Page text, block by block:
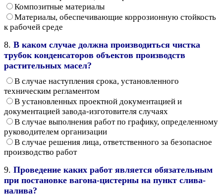
Композитные материалы
Материалы, обеспечивающие коррозионную стойкость
к рабочей среде
8. В каком случае должна производиться чистка
трубок конденсаторов объектов производств
растительных масел?
В случае наступления срока, установленного
техническим регламентом
В установленных проектной документацией и
документацией завода-изготовителя случаях
В случае выполнения работ по графику, определенному
руководителем организации
В случае решения лица, ответственного за безопасное
производство работ
9. Проведение каких работ является обязательным
при постановке вагона-цистерны на пункт слива-
налива?